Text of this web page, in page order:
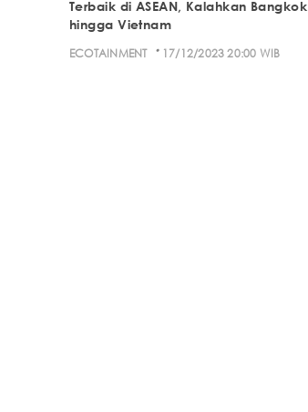
Terbaik di ASEAN, Kalahkan Bangkok
hingga Vietnam
ECOTAINMENT · 17/12/2023 20:00 WIB